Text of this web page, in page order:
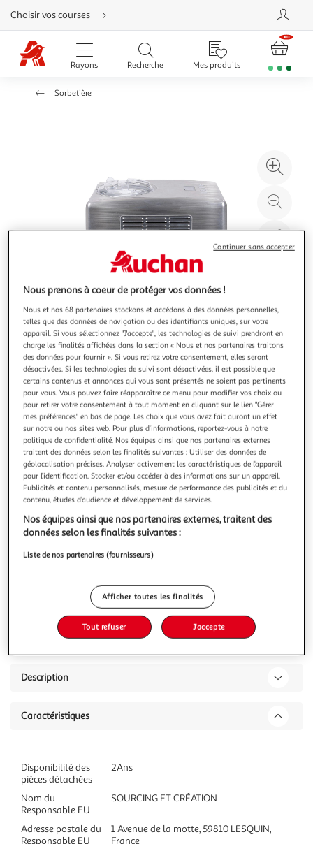
Aller
directement
au
contenu
Aller
directement
Aller
Choisir vos courses
Rayons Recherche Mes produits
Sorbetière
à
100
le
Illustration
précédente
Illustration
suivante
4.5 (51)
ESSENTIEL B
Turbine à glace etg 2
Fonction : Turbine à glace Minuterie : Oui Type de produit :
Turbine à glace Coloris : Inox
En savoir +
Vendu par Boulanger
Livr. ou retrait dès 3/4 jours
Plus d'options
Vendu par Boulanger
199,99€
dont 10,00€ d'éco-part.
Ajouter à une liste
Description
Caractéristiques
Disponibilité des
pièces détachées
2Ans
Nom du
Responsable EU
SOURCING ET CRÉATION
Adresse postale du
Responsable EU
1 Avenue de la motte, 59810 LESQUIN,
France
Nous prenons à coeur de protéger vos données !
Nous et nos 68 partenaires stockons et accédons à des données personnelles,
telles que des données de navigation ou des identifiants uniques, sur votre
appareil. Si vous sélectionnez "J'accepte", les technologies de suivi prendront en
charge les finalités affichées dans la section « Nous et nos partenaires traitons
des données pour fournir ». Si vous retirez votre consentement, elles seront
désactivées. Si les technologies de suivi sont désactivées, il est possible que
certains contenus et annonces qui vous sont présentés ne soient pas pertinents
pour vous. Vous pouvez faire réapparaître ce menu pour modifier vos choix ou
pour retirer votre consentement à tout moment en cliquant sur le lien "Gérer
mes préférences" en bas de page. Les choix que vous avez fait auront un effet
sur notre ou nos sites web. Pour plus d’informations, reportez-vous à notre
politique de confidentialité. Nos équipes ainsi que nos partenaires externes
traitent des données selon les finalités suivantes : Utiliser des données de
géolocalisation précises. Analyser activement les caractéristiques de l’appareil
pour l’identification. Stocker et/ou accéder à des informations sur un appareil.
Publicités et contenu personnalisés, mesure de performance des publicités et du
contenu, études d’audience et développement de services.
Nos équipes ainsi que nos partenaires externes, traitent des
données selon les finalités suivantes :
Liste de nos partenaires (fournisseurs)
Afficher toutes les finalités
Tout refuser J'accepte
Continuer sans accepter